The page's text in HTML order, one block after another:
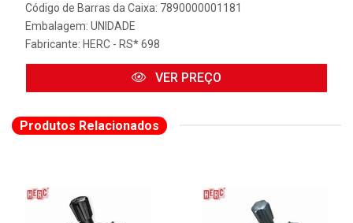
Código de Barras da Caixa: 7890000001181
Embalagem: UNIDADE
Fabricante: HERC - RS* 698
VER PREÇO
Produtos Relacionados